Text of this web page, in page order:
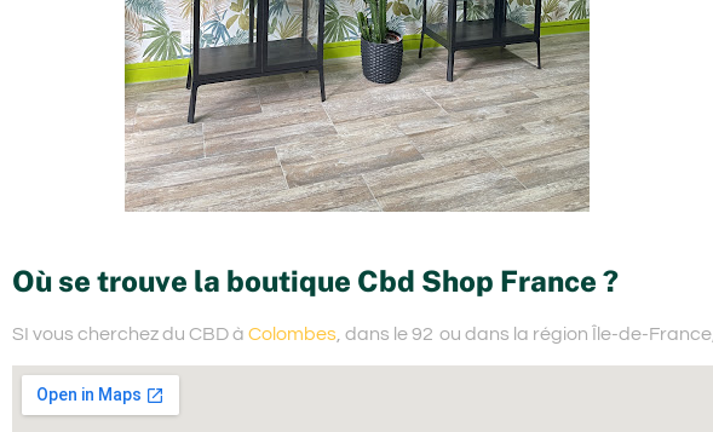
Où se trouve la boutique Cbd Shop France ?
SI vous cherchez du CBD à Colombes , dans le 92 ou dans la région Île-de-France,